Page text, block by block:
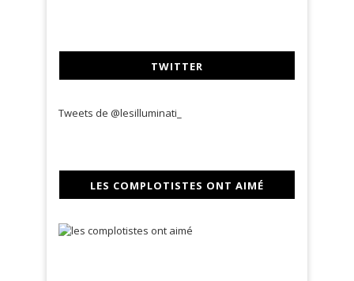
TWITTER
Tweets de @lesilluminati_
LES COMPLOTISTES ONT AIMÉ